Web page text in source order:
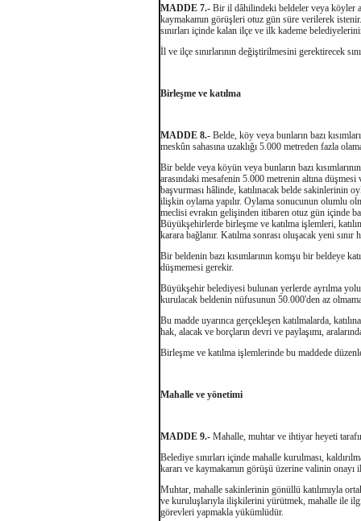
MADDE 7.- Bir il dâhilindeki beldeler veya köyler
kaymakamın görüşleri otuz gün süre verilerek
sınırları içinde kalan ilçe ve ilk kademe
İl ve ilçe sınırlarının değiştirilmesini gerektirecek
Birleşme ve katılma
MADDE 8.- Belde, köy veya bunların bazı
meskûn sahasına uzaklığı 5.000 metreden fazla
Bir belde veya köyün veya bunların bazı
arasındaki mesafenin 5.000 metrenin altına
başvurması hâlinde, katılınacak belde sakinlerinin
ilişkin oylama yapılır. Oylama sonucunun olumlu
meclisi evrakın gelişinden itibaren otuz gün içinde
Büyükşehirlerde birleşme ve katılma işlemleri,
karara bağlanır. Katılma sonrası oluşacak yeni
Bir beldenin bazı kısımlarının komşu bir beldeye
düşmemesi gerekir.
Büyükşehir belediyesi bulunan yerlerde ayrılma
kurulacak beldenin nüfusunun 50.000'den az
Bu madde uyarınca gerçekleşen katılmalarda,
hak, alacak ve borçların devri ve paylaşımı,
Birleşme ve katılma işlemlerinde bu maddede
Mahalle ve yönetimi
MADDE 9.- Mahalle, muhtar ve ihtiyar heyeti
Belediye sınırları içinde mahalle kurulması,
kararı ve kaymakamın görüşü üzerine valinin onayı
Muhtar, mahalle sakinlerinin gönüllü katılımıyla
ve kuruluşlarıyla ilişkilerini yürütmek, mahalle ile
görevleri yapmakla yükümlüdür.